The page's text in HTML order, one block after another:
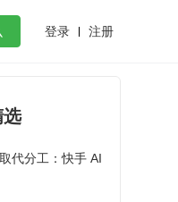
登录 注册
代分工：快手 AI